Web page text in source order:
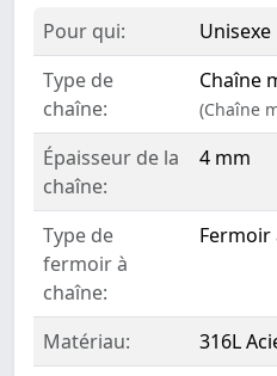
Pour qui:
Unisexe
Type de
chaîne:
Chaîne
(Chaîne
Épaisseur de la
chaîne:
4 mm
Type de
fermoir à
chaîne:
Fermoir
Matériau:
316L